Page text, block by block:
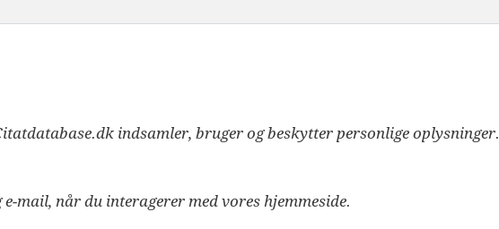
indsamler, bruger og beskytter personlige oplysninger.
mail, når du interagerer med vores hjemmeside.